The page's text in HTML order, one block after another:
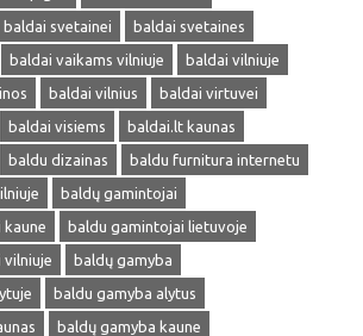
baldai svetainei
baldai svetaines
baldai vaikams vilniuje
baldai vilniuje
baldai vilnius
baldai virtuvei
baldai visiems
baldai.lt kaunas
baldu dizainas
baldu furnitura internetu
baldų gamintojai
kaune
baldu gamintojai lietuvoje
vilniuje
baldų gamyba
baldu gamyba alytus
baldų gamyba kaune